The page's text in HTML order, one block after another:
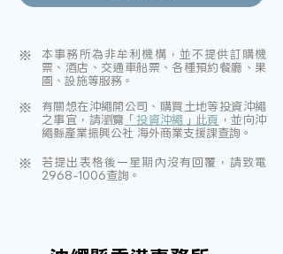
※ 本事務所為非牟利機構，並不提供訂購機
票、酒店、交通車船票、各種預約餐廳、果
園、設施等服務。
※ 有關想在沖繩開公司、購買土地等投資沖繩
之事宜，請瀏覽 「投資沖繩」此頁 ，並向沖
繩縣產業振興公社 海外商業支援課查詢。
※ 若提出表格後一星期內沒有回覆，請致電
2968-1006查詢。